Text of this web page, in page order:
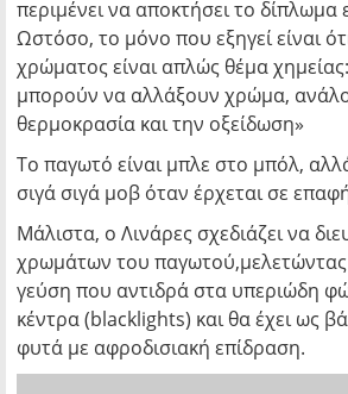
περιμένει να αποκτήσει το δίπλωμα
Ωστόσο, το μόνο που εξηγεί είναι
χρώματος είναι απλώς θέμα χημείας:
μπορούν να αλλάξουν χρώμα,
θερμοκρασία και την οξείδωση»
Το παγωτό είναι μπλε στο μπόλ,
σιγά σιγά μοβ όταν έρχεται σε
Μάλιστα, ο Λινάρες σχεδιάζει να
χρωμάτων του
γεύση που αντιδρά στα υπεριώδη
κέντρα (blacklights) και θα έχει ως
φυτά με αφροδισιακή επίδραση.